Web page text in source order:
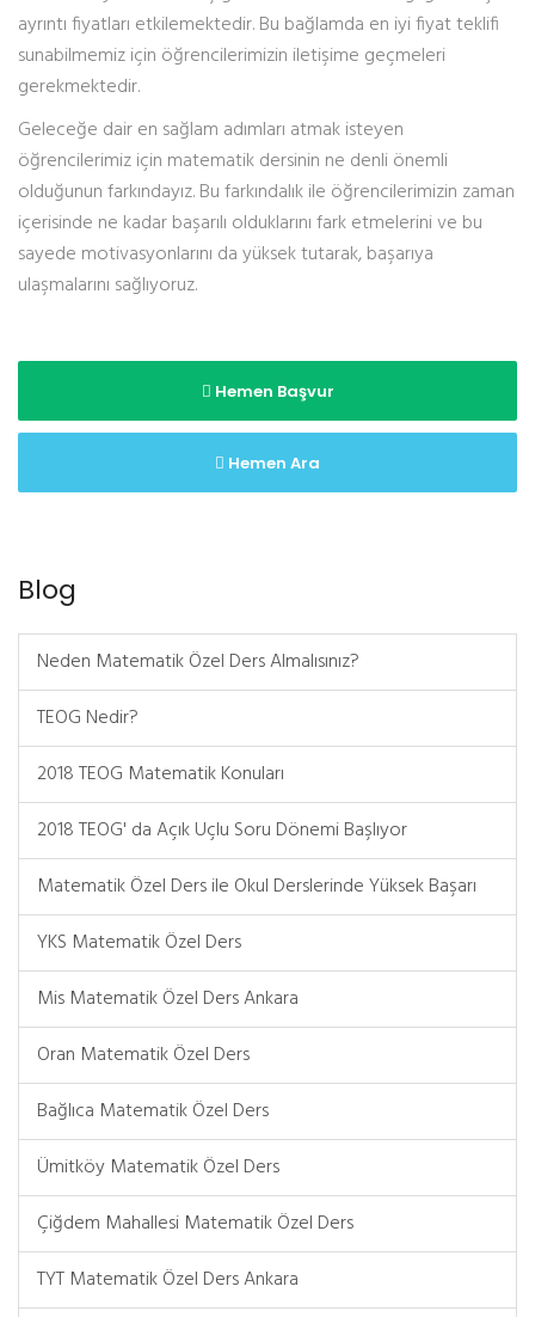
ayrıntı fiyatları etkilemektedir. Bu bağlamda en iyi fiyat teklifi
sunabilmemiz için öğrencilerimizin iletişime geçmeleri
gerekmektedir.
Geleceğe dair en sağlam adımları atmak isteyen
öğrencilerimiz için matematik dersinin ne denli önemli
olduğunun farkındayız. Bu farkındalık ile öğrencilerimizin zaman
içerisinde ne kadar başarılı olduklarını fark etmelerini ve bu
sayede motivasyonlarını da yüksek tutarak, başarıya
ulaşmalarını sağlıyoruz.
Hemen Başvur
Hemen Ara
Blog
Neden Matematik Özel Ders Almalısınız?
TEOG Nedir?
2018 TEOG Matematik Konuları
2018 TEOG' da Açık Uçlu Soru Dönemi Başlıyor
Matematik Özel Ders ile Okul Derslerinde Yüksek Başarı
YKS Matematik Özel Ders
Mis Matematik Özel Ders Ankara
Oran Matematik Özel Ders
Bağlıca Matematik Özel Ders
Ümitköy Matematik Özel Ders
Çiğdem Mahallesi Matematik Özel Ders
TYT Matematik Özel Ders Ankara